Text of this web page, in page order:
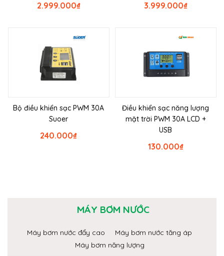
₫
2.999.000 ₫
3.999.000
Bộ điều khiển sạc PWM 30A
Suoer
₫
240.000
Điều khiển sạc năng lượng
mặt trời PWM 30A LCD +
USB
₫
130.000
MÁY BƠM NƯỚC
Máy bơm nước đẩy cao
Máy bơm nước tăng áp
Máy bơm năng lượng